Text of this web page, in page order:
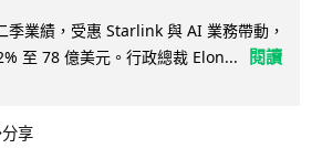
季業績，受惠 Starlink 與 AI 業務帶動，
至 78 億美元。行政總裁 Elon...
閱讀
分享